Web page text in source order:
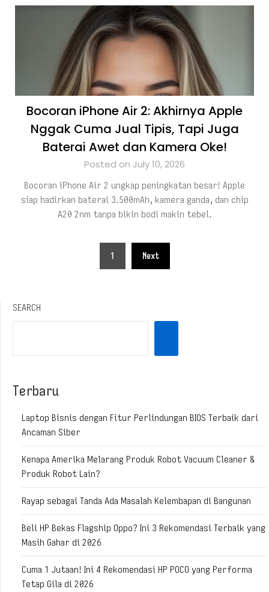
Bocoran iPhone Air 2: Akhirnya Apple
Nggak Cuma Jual Tipis, Tapi Juga
Baterai Awet dan Kamera Oke!
Posted on July 10, 2026
Bocoran iPhone Air 2 ungkap peningkatan besar! Apple
siap hadirkan baterai 3.500mAh, kamera ganda, dan chip
A20 2nm tanpa bikin bodi makin tebel.
1 Next
SEARCH
Terbaru
Laptop Bisnis dengan Fitur Perlindungan BIOS Terbaik dari
Ancaman Siber
Kenapa Amerika Melarang Produk Robot Vacuum Cleaner &
Produk Robot Lain?
Rayap sebagai Tanda Ada Masalah Kelembapan di Bangunan
Beli HP Bekas Flagship Oppo? Ini 3 Rekomendasi Terbaik yang
Masih Gahar di 2026
Cuma 1 Jutaan! Ini 4 Rekomendasi HP POCO yang Performa
Tetap Gila di 2026